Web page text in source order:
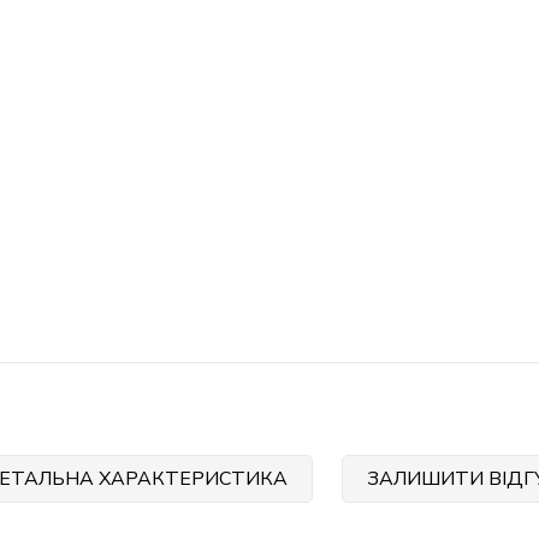
ХАРАКТЕРИСТИКА ЗАЛИШИТИ